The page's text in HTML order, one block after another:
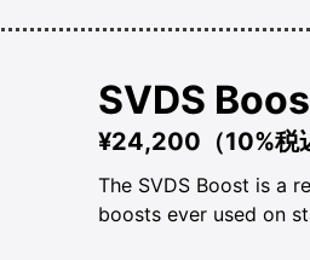
SVDS
¥24,200（10%税
The SVDS Boost is a
boosts ever used on